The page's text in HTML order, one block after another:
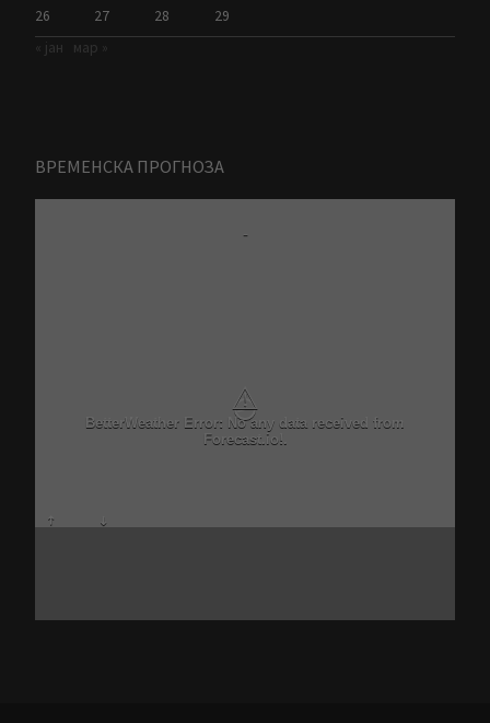
26 27 28
29
« јан
мар »
ВРЕМЕНСКА ПРОГНОЗА
-
⚠
BetterWeather Error: No any data received from
Forecast.io!.